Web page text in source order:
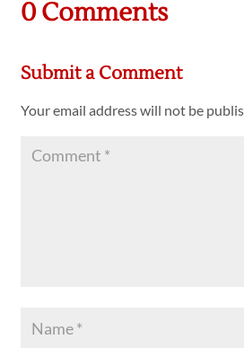
0 Comments
Submit a Comment
Your email address will not be